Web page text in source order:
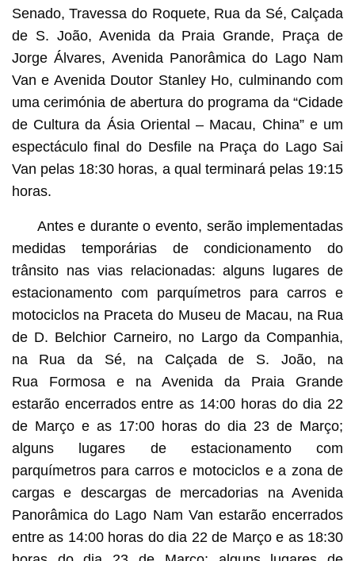
Senado, Travessa do Roquete, Rua da Sé, Calçada
de S. João, Avenida da Praia Grande, Praça de
Jorge Álvares, Avenida Panorâmica do Lago Nam
Van e Avenida Doutor Stanley Ho, culminando com
uma cerimónia de abertura do programa da “Cidade
de Cultura da Ásia Oriental – Macau, China” e um
espectáculo final do Desfile na Praça do Lago Sai
Van pelas 18:30 horas, a qual terminará pelas 19:15
horas.
Antes e durante o evento, serão implementadas
medidas temporárias de condicionamento do
trânsito nas vias relacionadas: alguns lugares de
estacionamento com parquímetros para carros e
motociclos na Praceta do Museu de Macau, na Rua
de D. Belchior Carneiro, no Largo da Companhia,
na Rua da Sé, na Calçada de S. João, na
Rua Formosa e na Avenida da Praia Grande
estarão encerrados entre as 14:00 horas do dia 22
de Março e as 17:00 horas do dia 23 de Março;
alguns lugares de estacionamento com
parquímetros para carros e motociclos e a zona de
cargas e descargas de mercadorias na Avenida
Panorâmica do Lago Nam Van estarão encerrados
entre as 14:00 horas do dia 22 de Março e as 18:30